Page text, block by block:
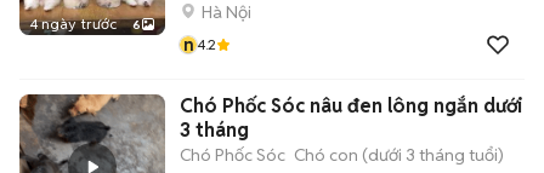
4 ngày trước 6
Hà Nội
n4.2
Chó Phốc Sóc nâu đen lông ngắn dưới
3 tháng
Chó Phốc Sóc Chó con (dưới 3 tháng tuổi)